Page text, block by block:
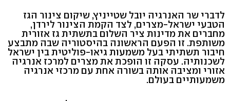
לדברי שר האנרגיה יובל שטייניץ, שיקום צינור הגז
הטבעי ישראל-מצרים, לצד הקמת הצינור לירדן,
מחברים את מדינות ציר השלום בתשתית גז אזורית
משותפת. זו הפעם הראשונה בהיסטוריה שבה מתבצע
חיבור תשתיתי בעל משמעות גיאו-פוליטית בין ישראל
לשכנותיה. עסקה זו הופכת את מצרים למרכז אנרגיה
אזורי ומציבה אותה בשורה אחת עם מרכזי אנרגיה
משמעותיים בעולם.